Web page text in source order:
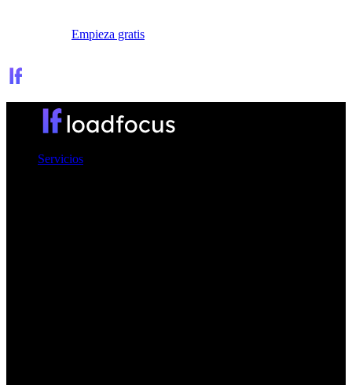
Empieza gratis
Servicios